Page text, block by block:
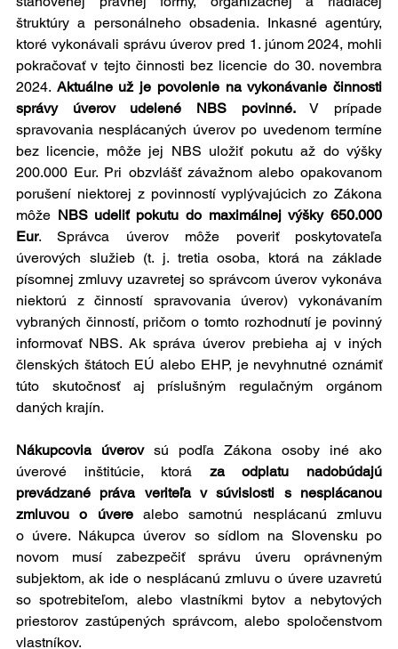
štruktúry a personálneho obsadenia. Inkasné agentúry,
ktoré vykonávali správu úverov pred 1. júnom 2024, mohli
pokračovať v tejto činnosti bez licencie do 30. novembra
2024. Aktuálne už je povolenie na vykonávanie činnosti
správy úverov udelené NBS povinné. V prípade
spravovania nesplácaných úverov po uvedenom termíne
bez licencie, môže jej NBS uložiť pokutu až do výšky
200.000 Eur. Pri obzvlášť závažnom alebo opakovanom
porušení niektorej z povinností vyplývajúcich zo Zákona
môže NBS udeliť pokutu do maximálnej výšky 650.000
Eur. Správca úverov môže poveriť poskytovateľa
úverových služieb (t. j. tretia osoba, ktorá na základe
písomnej zmluvy uzavretej so správcom úverov vykonáva
niektorú z činností spravovania úverov) vykonávaním
vybraných činností, pričom o tomto rozhodnutí je povinný
informovať NBS. Ak správa úverov prebieha aj v iných
členských štátoch EÚ alebo EHP, je nevyhnutné oznámiť
túto skutočnosť aj príslušným regulačným orgánom
daných krajín.
Nákupcovia úverov sú podľa Zákona osoby iné ako
úverové inštitúcie, ktorá za odplatu nadobúdajú
prevádzané práva veriteľa v súvislosti s nesplácanou
zmluvou o úvere alebo samotnú nesplácanú zmluvu
o úvere. Nákupca úverov so sídlom na Slovensku po
novom musí zabezpečiť správu úveru oprávneným
subjektom, ak ide o nesplácanú zmluvu o úvere uzavretú
so spotrebiteľom, alebo vlastníkmi bytov a nebytových
priestorov zastúpených správcom, alebo spoločenstvom
vlastníkov.